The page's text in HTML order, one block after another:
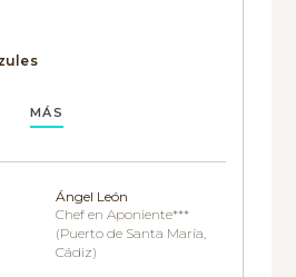
MÁS
Ángel León
Chef en Aponiente***
(Puerto de Santa María,
Cádiz)